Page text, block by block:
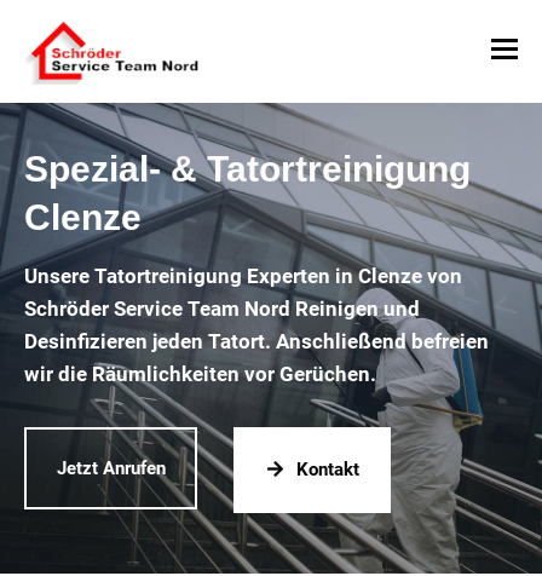
Spezial- & Tatortreinigung
Clenze
Unsere Tatortreinigung Experten in Clenze von
Schröder Service Team Nord Reinigen und
Desinfizieren jeden Tatort. Anschließend befreien
wir die Räumlichkeiten vor Gerüchen.
Jetzt Anrufen Kontakt